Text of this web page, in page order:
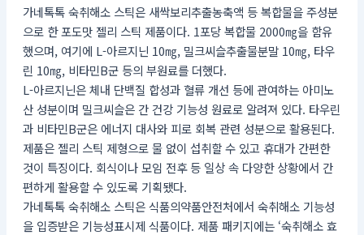
가네톡톡 숙취해소 스틱은 새싹보리추출농축액 등 복합물을 주성분
으로 한 포도맛 젤리 스틱 제품이다. 1포당 복합물 2000㎎을 함유
했으며, 여기에 L-아르지닌 10㎎, 밀크씨슬추출물분말 10㎎, 타우
린 10㎎, 비타민B군 등의 부원료를 더했다.
L-아르지닌은 체내 단백질 합성과 혈류 개선 등에 관여하는 아미노
산 성분이며 밀크씨슬은 간 건강 기능성 원료로 알려져 있다. 타우린
과 비타민B군은 에너지 대사와 피로 회복 관련 성분으로 활용된다.
제품은 젤리 스틱 제형으로 물 없이 섭취할 수 있고 휴대가 간편한
것이 특징이다. 회식이나 모임 전후 등 일상 속 다양한 상황에서 간
편하게 활용할 수 있도록 기획됐다.
가네톡톡 숙취해소 스틱은 식품의약품안전처에서 숙취해소 기능성
을 입증받은 기능성표시제 식품이다. 제품 패키지에는 ‘숙취해소 효